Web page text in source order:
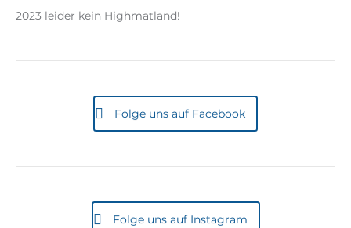
2023 leider kein Highmatland!
Folge uns auf Facebook
Folge uns auf Instagram